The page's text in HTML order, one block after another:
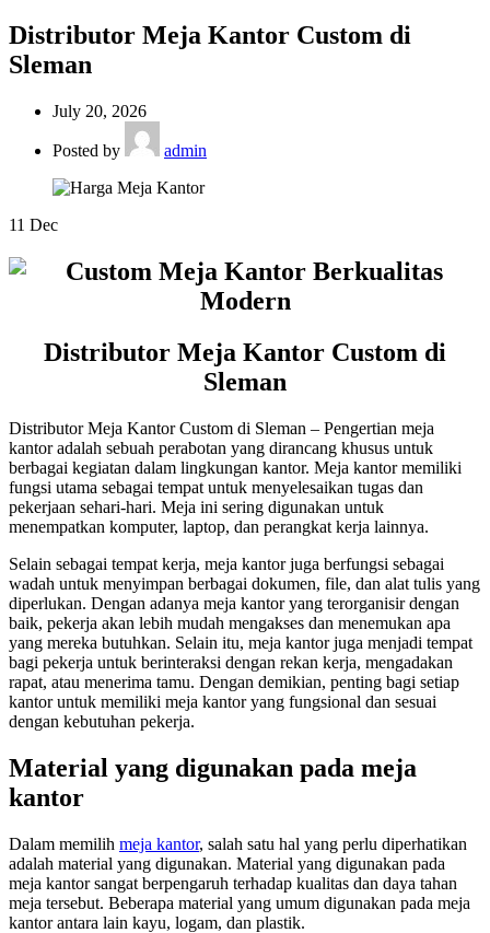
Distributor Meja Kantor Custom di
Sleman
July 20, 2026
Posted by admin
11 Dec
Distributor Meja Kantor Custom di
Sleman
Distributor Meja Kantor Custom di Sleman – Pengertian meja
kantor adalah sebuah perabotan yang dirancang khusus untuk
berbagai kegiatan dalam lingkungan kantor. Meja kantor memiliki
fungsi utama sebagai tempat untuk menyelesaikan tugas dan
pekerjaan sehari-hari. Meja ini sering digunakan untuk
menempatkan komputer, laptop, dan perangkat kerja lainnya.
Selain sebagai tempat kerja, meja kantor juga berfungsi sebagai
wadah untuk menyimpan berbagai dokumen, file, dan alat tulis yang
diperlukan. Dengan adanya meja kantor yang terorganisir dengan
baik, pekerja akan lebih mudah mengakses dan menemukan apa
yang mereka butuhkan. Selain itu, meja kantor juga menjadi tempat
bagi pekerja untuk berinteraksi dengan rekan kerja, mengadakan
rapat, atau menerima tamu. Dengan demikian, penting bagi setiap
kantor untuk memiliki meja kantor yang fungsional dan sesuai
dengan kebutuhan pekerja.
Material yang digunakan pada meja
kantor
Dalam memilih meja kantor, salah satu hal yang perlu diperhatikan
adalah material yang digunakan. Material yang digunakan pada
meja kantor sangat berpengaruh terhadap kualitas dan daya tahan
meja tersebut. Beberapa material yang umum digunakan pada meja
kantor antara lain kayu, logam, dan plastik.